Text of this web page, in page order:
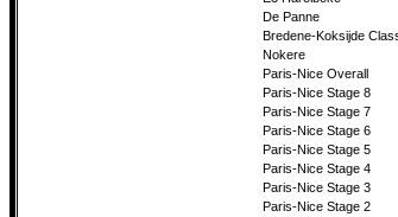
De Panne
Bredene-Koksijde
Nokere
Paris-Nice Overall
Paris-Nice Stage 8
Paris-Nice Stage 7
Paris-Nice Stage 6
Paris-Nice Stage 5
Paris-Nice Stage 4
Paris-Nice Stage 3
Paris-Nice Stage 2